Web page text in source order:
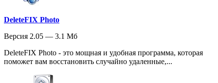
DeleteFIX Photo
Версия 2.05 — 3.1 Мб
DeleteFIX Photo - это мощная и удобная программа, которая
поможет вам восстановить случайно удаленные,...